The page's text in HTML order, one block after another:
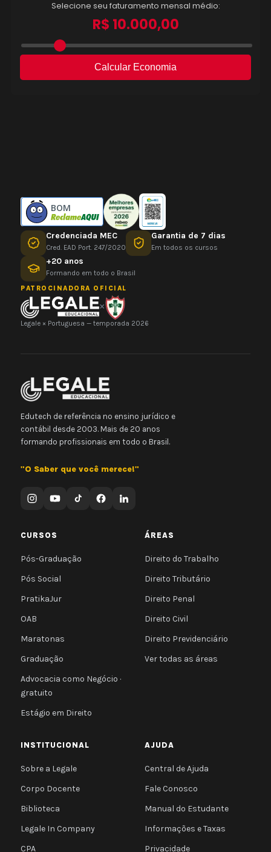
BOM
Credenciada MEC
Cred. EAD Port. 247/2020
Garantia de 7 dias
Em todos os cursos
+20 anos
Formando em todo o Brasil
PATROCINADORA OFICIAL
×
Legale × Portuguesa — temporada 2026
Edutech de referência no ensino jurídico e
contábil desde 2003. Mais de 20 anos
formando profissionais em todo o Brasil.
"O Saber que você merece!"
CURSOS
Pós-Graduação
Pós Social
PratikaJur
OAB
Maratonas
Graduação
Advocacia como Negócio ·
gratuito
Estágio em Direito
ÁREAS
Direito do Trabalho
Direito Tributário
Direito Penal
Direito Civil
Direito Previdenciário
Ver todas as áreas
INSTITUCIONAL
Sobre a Legale
Corpo Docente
Biblioteca
Legale In Company
CPA
AJUDA
Central de Ajuda
Fale Conosco
Manual do Estudante
Informações e Taxas
Privacidade